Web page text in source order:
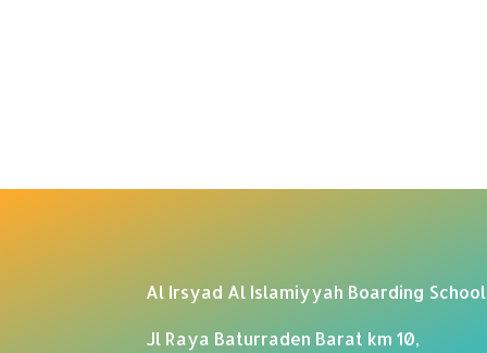
Al Irsyad Al Islamiyyah Boarding School
Jl Raya Baturraden Barat km 10,